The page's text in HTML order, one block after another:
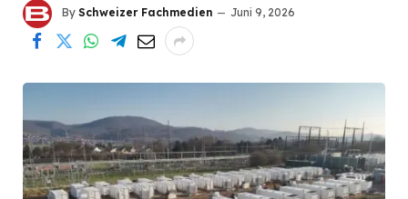
By Schweizer Fachmedien Juni 9, 2026